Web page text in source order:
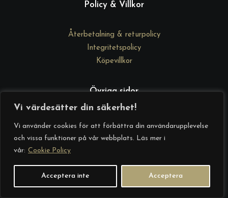
Vi värdesätter din säkerhet!
Vi använder cookies för att förbättra din användarupplevelse
och vissa funktioner på vår webbplats. Läs mer i
vår: Cookie Policy
Acceptera inte Acceptera
Policy & Villkor
Återbetalning & returpolicy
Integritetspolicy
Köpevillkor
Övriga sidor
DrGd Academy
Kontakta oss